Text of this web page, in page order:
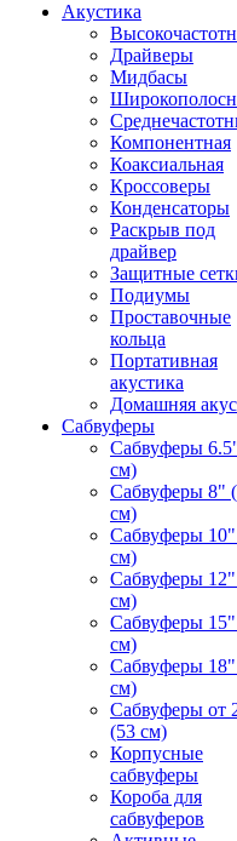
Акустика
Драйверы
Мидбасы
Компонентная
Коаксиальная
Кроссоверы
Конденсаторы
Раскрыв под
драйвер
Защитные
Подиумы
Проставочные
кольца
Портативная
акустика
Домашняя
Сабвуферы
Сабвуферы
см)
Сабвуферы 8"
см)
Сабвуферы
см)
Сабвуферы
см)
Сабвуферы
см)
Сабвуферы
см)
Сабвуферы от
(53 см)
Корпусные
сабвуферы
Короба для
сабвуферов